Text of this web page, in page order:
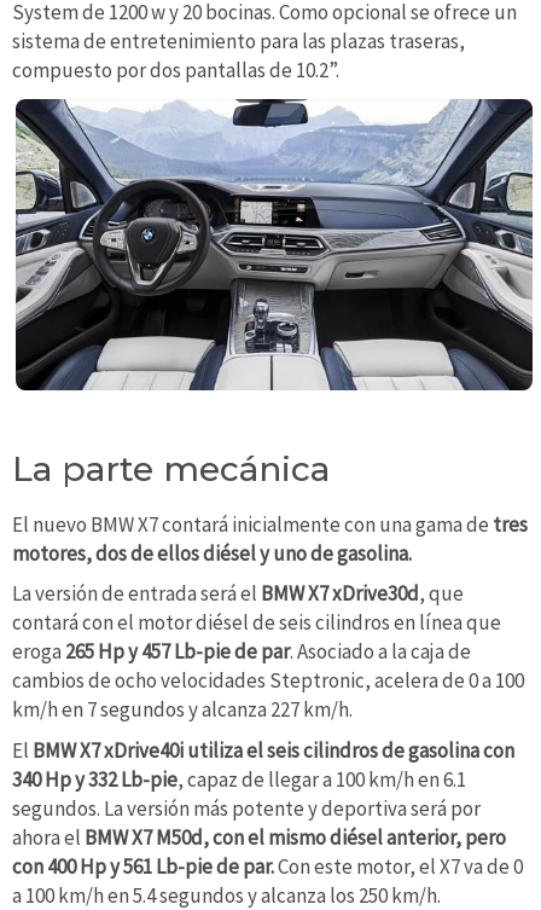
System de 1200 w y 20 bocinas. Como opcional se ofrece un
sistema de entretenimiento para las plazas traseras,
compuesto por dos pantallas de 10.2”.
La parte mecánica
El nuevo BMW X7 contará inicialmente con una gama de tres
motores, dos de ellos diésel y uno de gasolina.
La versión de entrada será el BMW X7 xDrive30d, que
contará con el motor diésel de seis cilindros en línea que
eroga 265 Hp y457 Lb-piede par. Asociado a la caja de
cambios de ocho velocidades Steptronic, acelera de 0 a 100
km/h en 7 segundos y alcanza 227 km/h.
El BMW X7 xDrive40i utiliza el seis cilindros de gasolina con
340 Hp y332 Lb-pie, capaz de llegar a 100 km/h en 6.1
segundos. La versión más potente y deportiva será por
ahora el BMW X7 M50d, con el mismo diésel anterior, pero
con 400 Hp y561 Lb-piede par.Con este motor, el X7 va de 0
a 100 km/h en 5.4 segundos y alcanza los 250 km/h.